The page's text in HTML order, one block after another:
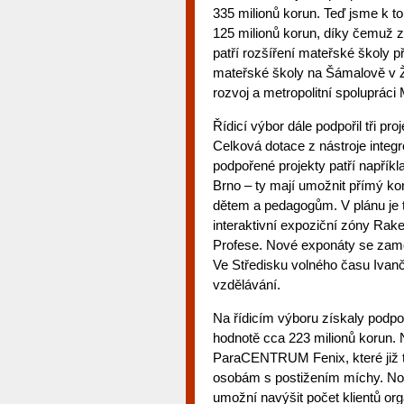
335 milionů korun. Teď jsme k
125 milionů korun, díky čemuž
patří rozšíření mateřské školy
mateřské školy na Šámalově v
rozvoj a metropolitní spolupráci
Řídicí výbor dále podpořil tři
Celková dotace z nástroje
podpořené projekty patří
Brno – ty mají umožnit přímý
dětem a pedagogům. V plánu
interaktivní expoziční zóny
Profese. Nové exponáty se
Ve Středisku volného času
vzdělávání.
Na řídicím výboru získaly
hodnotě cca 223 milionů
ParaCENTRUM Fenix, které
osobám s postižením míchy.
umožní navýšit počet klientů